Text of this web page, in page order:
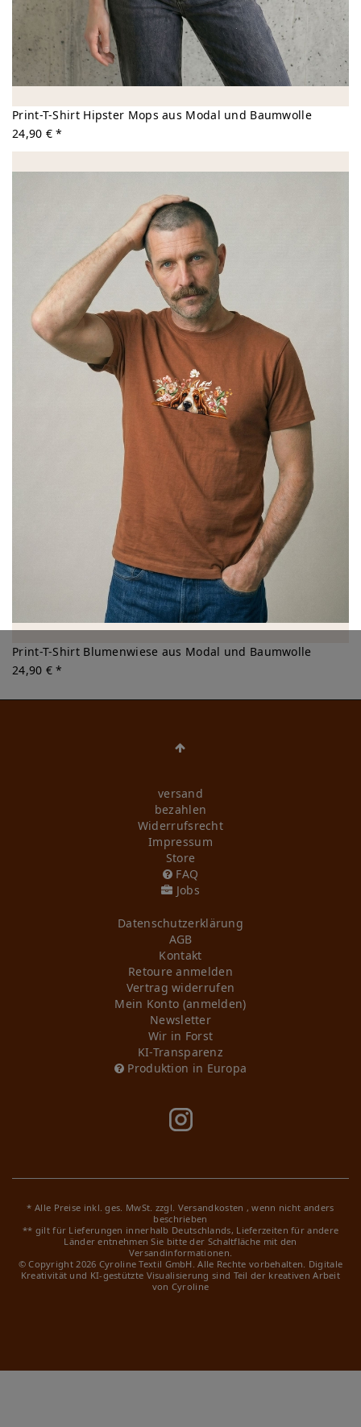
Print-T-Shirt Hipster Mops aus Modal und Baumwolle
24,90 € *
Print-T-Shirt Blumenwiese aus Modal und Baumwolle
24,90 € *
versand
bezahlen
Widerrufs­recht
Impressum
Store
FAQ
Jobs
Daten­schutz­erklärung
AGB
Kontakt
Retoure anmelden
Vertrag widerrufen
Mein Konto (anmelden)
Newsletter
Wir in Forst
KI-Transparenz
Produktion in Europa
* Alle Preise inkl. ges. MwSt. zzgl. Versandkosten , wenn nicht anders
beschrieben
** gilt für Lieferungen innerhalb Deutschlands, Lieferzeiten für andere
Länder entnehmen Sie bitte der Schaltfläche mit den
Versandinformationen.
© Copyright 2026 Cyroline Textil GmbH. Alle Rechte vorbehalten. Digitale
Kreativität und KI-gestützte Visualisierung sind Teil der kreativen Arbeit
von Cyroline